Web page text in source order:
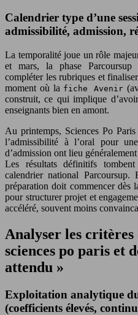
Calendrier type d’une
admissibilité, admission,
La temporalité joue un rôle
et mars, la phase
compléter les rubriques et
moment où la fiche Avenir
construit, ce qui implique
enseignants bien en amont.
Au printemps, Sciences Po
l’admissibilité à l’oral pour
d’admission ont lieu
Les résultats définitifs
calendrier national
préparation doit commencer dès
pour structurer projet et
accéléré, souvent moins
Analyser les critères
sciences po paris et
attendu »
Exploitation analytique
(coefficients élevés,